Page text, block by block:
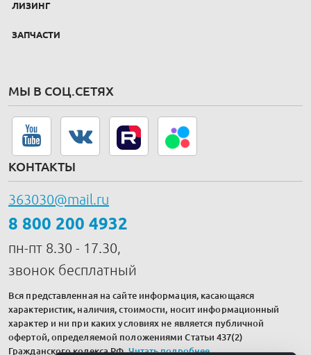
ЛИЗИНГ
ЗАПЧАСТИ
МЫ В СОЦ.СЕТЯХ
КОНТАКТЫ
363030@mail.ru
8 800 200 4932
пн-пт 8.30 - 17.30,
звонок бесплатный
Вся представленная на сайте информация, касающаяся
характеристик, наличия, стоимости, носит информационный
характер и ни при каких условиях не является публичной
офертой, определяемой положениями Статьи 437(2)
Гражданского кодекса РФ.Читать подробнее.